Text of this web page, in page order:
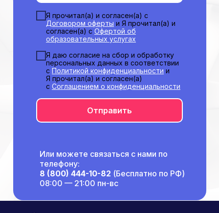
Я прочитал(а) и согласен(а) с
Договором оферты и Я прочитал(а) и
согласен(а) с Офертой об
образовательных услугах
Я даю согласие на сбор и обработку
персональных данных в соответствии
с Политикой конфиденциальности и
Я прочитал(а) и согласен(а)
с Соглашением о конфиденциальности
Отправить
Или можете связаться с нами по
телефону:
8 (800) 444-10-82 (Бесплатно по РФ)
08:00 — 21:00 пн-вс